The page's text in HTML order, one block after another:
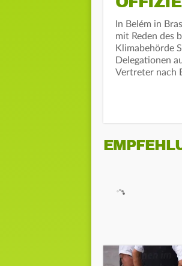
In Belém in
mit Reden des
Klimabehörde
Delegationen
Vertreter nach